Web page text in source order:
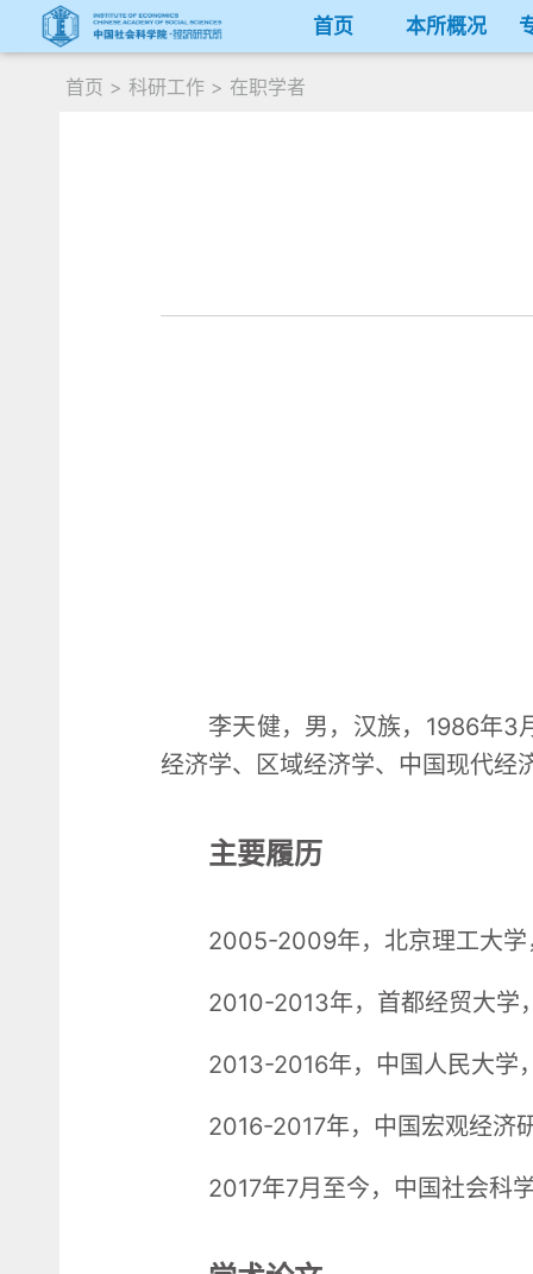
首页 本所概况
首页 > 科研工作 > 在职学者
李天健，男，汉族，1986年3
经济学、区域经济学、中国现代经
主要履历
2005-2009年，北京理工大学
2010-2013年，首都经贸大学
2013-2016年，中国人民大学
2016-2017年，中国宏观经济
2017年7月至今，中国社会科